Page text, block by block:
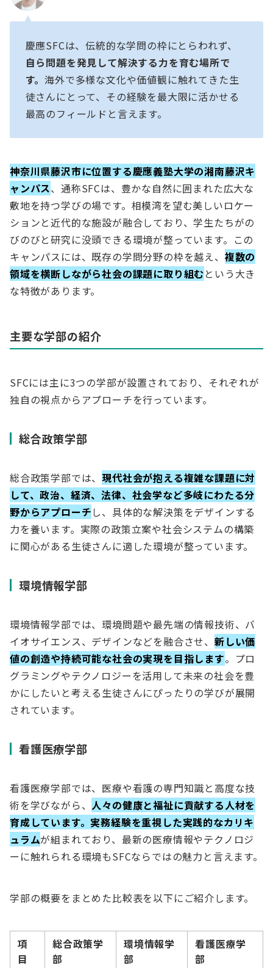
慶應SFCは、伝統的な学問の枠にとらわれず、
自ら問題を発見して解決する力を育む場所で
す。海外で多様な文化や価値観に触れてきた生
徒さんにとって、その経験を最大限に活かせる
最高のフィールドと言えます。
神奈川県藤沢市に位置する慶應義塾大学の湘南藤沢キ
ャンパス、通称SFCは、豊かな自然に囲まれた広大な
敷地を持つ学びの場です。相模湾を望む美しいロケー
ションと近代的な施設が融合しており、学生たちがの
びのびと研究に没頭できる環境が整っています。この
キャンパスには、既存の学問分野の枠を越え、 複数の
領域を横断しながら社会の課題に取り組むという大き
な特徴があります。
主要な学部の紹介
SFCには主に3つの学部が設置されており、それぞれが
独自の視点からアプローチを行っています。
総合政策学部
総合政策学部では、現代社会が抱える複雑な課題に対
して、政治、経済、法律、社会学など多岐にわたる分
野からアプローチし、具体的な解決策をデザインする
力を養います。実際の政策立案や社会システムの構築
に関心がある生徒さんに適した環境が整っています。
環境情報学部
環境情報学部では、環境問題や最先端の情報技術、バ
イオサイエンス、デザインなどを融合させ、 新しい価
値の創造や持続可能な社会の実現を目指します。プロ
グラミングやテクノロジーを活用して未来の社会を豊
かにしたいと考える生徒さんにぴったりの学びが展開
されています。
看護医療学部
看護医療学部では、医療や看護の専門知識と高度な技
術を学びながら、人々の健康と福祉に貢献する人材を
育成しています。実務経験を重視した実践的なカリキ
ュラムが組まれており、最新の医療情報やテクノロジ
ーに触れられる環境もSFCならではの魅力と言えます。
学部の概要をまとめた比較表を以下にご紹介します。
項
目
総合政策学
部
環境情報学
部
看護医療学
部